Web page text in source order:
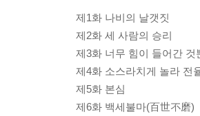
제1화 나비의 날갯짓
제2화 세 사람의 승리
제3화 너무 힘이 들어간 것
제4화 소스라치게 놀라 전
제5화 본심
제6화 백세불마(百世不磨)